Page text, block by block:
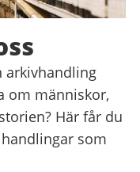
arkivhandling
om människor,
Här får du
som